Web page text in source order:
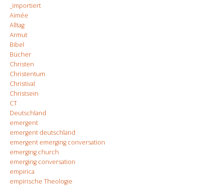
_importiert
Aimée
Alltag
Armut
Bibel
Bücher
Christen
Christentum
Christival
Christsein
CT
Deutschland
emergent
emergent deutschland
emergent emerging conversation
emerging church
emerging conversation
empirica
empirische Theologie